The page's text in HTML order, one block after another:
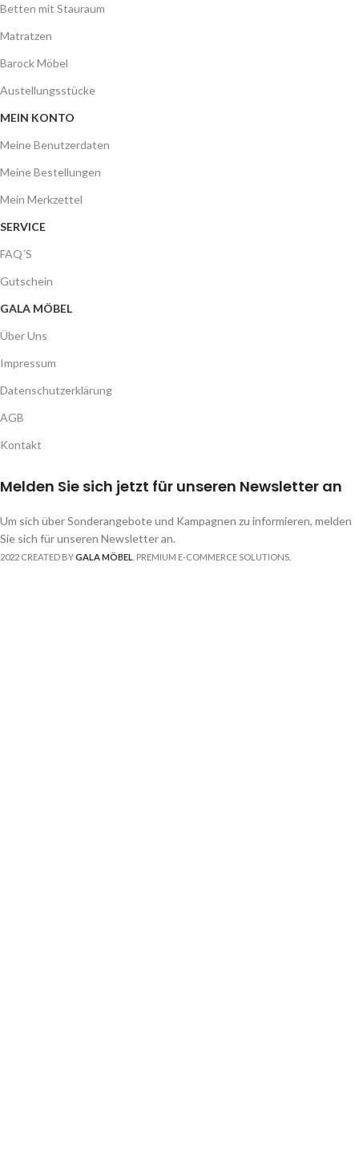
Betten mit Stauraum
Matratzen
Barock Möbel
Austellungsstücke
MEIN KONTO
Meine Benutzerdaten
Meine Bestellungen
Mein Merkzettel
SERVICE
FAQ´S
Gutschein
GALA MÖBEL
Über Uns
Impressum
Datenschutzerklärung
AGB
Kontakt
Melden Sie sich jetzt für unseren Newsletter an
Um sich über Sonderangebote und Kampagnen zu informieren, melden
Sie sich für unseren Newsletter an.
2022 CREATED BYGALA MÖBEL . PREMIUM E-COMMERCE SOLUTIONS.